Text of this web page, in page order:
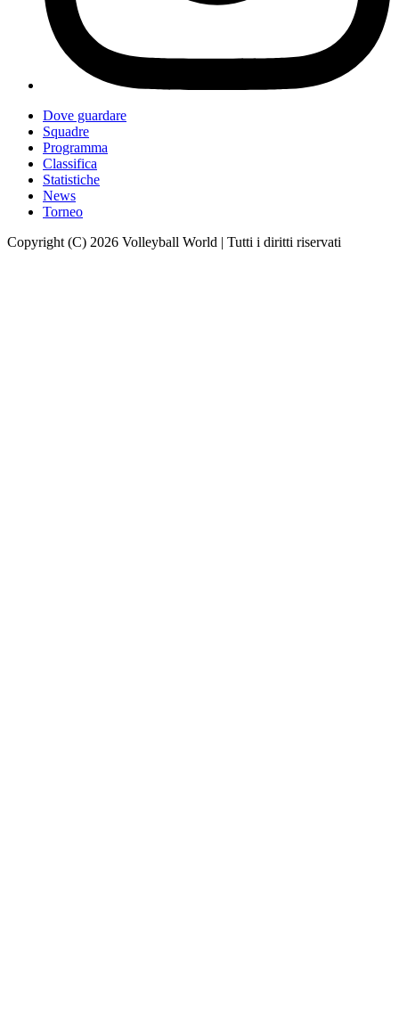
Dove guardare
Squadre
Programma
Classifica
Statistiche
News
Torneo
Copyright (C) 2026 Volleyball World | Tutti i diritti riservati